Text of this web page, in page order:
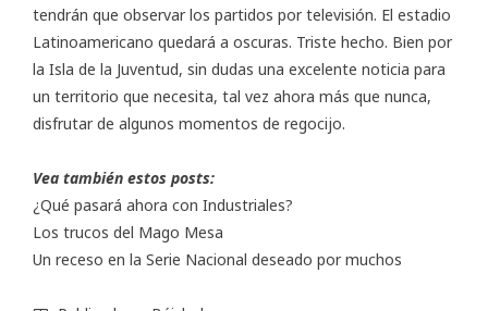
tendrán que observar los partidos por televisión. El estadio
Latinoamericano quedará a oscuras. Triste hecho. Bien por
la Isla de la Juventud, sin dudas una excelente noticia para
un territorio que necesita, tal vez ahora más que nunca,
disfrutar de algunos momentos de regocijo.
Vea también estos posts:
¿Qué pasará ahora con Industriales?
Los trucos del Mago Mesa
Un receso en la Serie Nacional deseado por muchos